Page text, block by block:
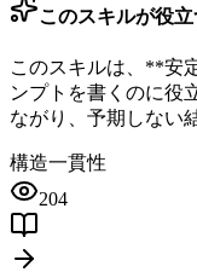
このスキルが役立
このスキルは、**安
ンプトを書くのに役
ながり、予期しない
構造一貫性
204